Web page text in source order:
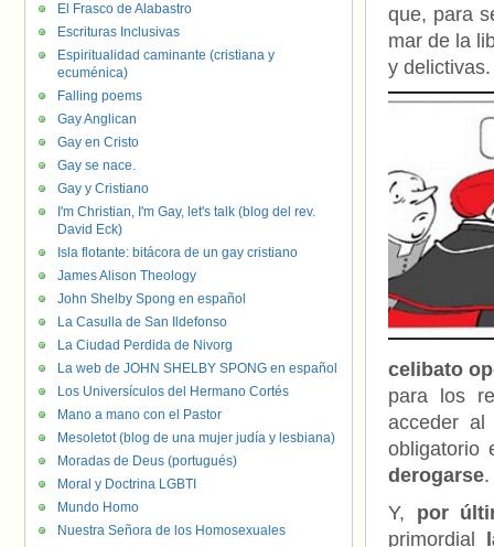
que, para
mar de la
y delictivas.
celibato
para los
acceder
obligatorio
derogarse
Y, por
primordial
El Frasco de Alabastro
Escrituras Inclusivas
Espiritualidad caminante (cristiana y
ecuménica)
Falling poems
Gay Anglican
Gay en Cristo
Gay se nace.
Gay y Cristiano
I'm Christian, I'm Gay, let's talk (blog del rev.
David Eck)
Isla flotante: bitácora de un gay cristiano
James Alison Theology
John Shelby Spong en español
La Casulla de San Ildefonso
La Ciudad Perdida de Nivorg
La web de JOHN SHELBY SPONG en español
Los Universículos del Hermano Cortés
Mano a mano con el Pastor
Mesoletot (blog de una mujer judía y lesbiana)
Moradas de Deus (portugués)
Moral y Doctrina LGBTI
Mundo Homo
Nuestra Señora de los Homosexuales